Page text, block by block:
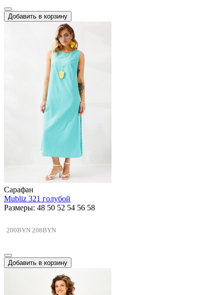
Добавить в корзину
Сарафан
Mubliz 321 голубой
Размеры: 48 50 52 54 56 58
200BYN 208BYN
Добавить в корзину